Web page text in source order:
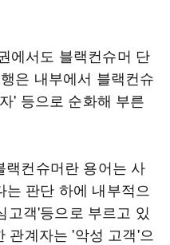
에서도 블랙컨슈머 단
은 내부에서 블랙컨슈
' 등으로 순화해 부른
컨슈머란 용어는 사
판단 하에 내부적으
고객'등으로 부르고 있
관계자는 '악성 고객'으